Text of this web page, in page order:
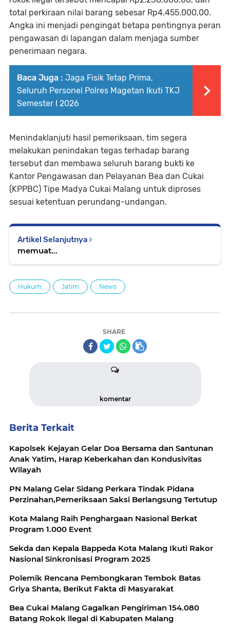
total perkiraan nilai barang sebesar Rp4.455.000,00.
Angka ini menjadi pengingat betapa pentingnya peran
pengawasan di lapangan dalam menjaga sumber
penerimaan negara.
Baca Juga : Jaga Fisik Tetap Prima,
Seluruh Personel Polres Magetan Ikuti TKJ
Semester I 2026
Menindaklanjuti hasil pemeriksaan, tim segera
melakukan penindakan tegas terhadap barang
tersebut dan membawa seluruh barang bukti ke
Kantor Pengawasan dan Pelayanan Bea dan Cukai
(KPPBC) Tipe Madya Cukai Malang untuk diproses
sesuai ketentuan perundang-undangan.
Artikel Selanjutnya
memuat...
Hukum Jatim News
SHARE
komentar
Berita Terkait
Kapolsek Kejayan Gelar Doa Bersama dan Santunan
Anak Yatim, Harap Keberkahan dan Kondusivitas
Wilayah
PN Malang Gelar Sidang Perkara Tindak Pidana
Perzinahan,Pemeriksaan Saksi Berlangsung Tertutup
Kota Malang Raih Penghargaan Nasional Berkat
Program 1.000 Event
Sekda dan Kepala Bappeda Kota Malang Ikuti Rakor
Nasional Sinkronisasi Program 2025
Polemik Rencana Pembongkaran Tembok Batas
Griya Shanta, Berikut Fakta di Masyarakat
Bea Cukai Malang Gagalkan Pengiriman 154.080
Batang Rokok llegal di Kabupaten Malang